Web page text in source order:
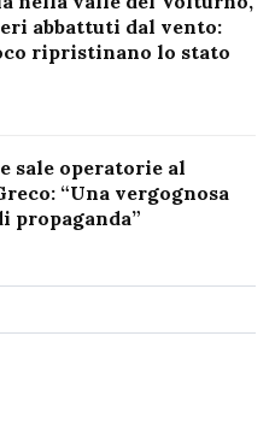
abbattuti dal vento:
ripristinano lo stato
sale operatorie al
“Una vergognosa
propaganda”